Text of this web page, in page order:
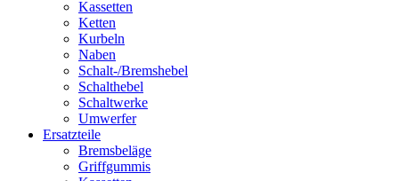
Kassetten
Ketten
Kurbeln
Naben
Schalt-/Bremshebel
Schalthebel
Schaltwerke
Umwerfer
Ersatzteile
Bremsbeläge
Griffgummis